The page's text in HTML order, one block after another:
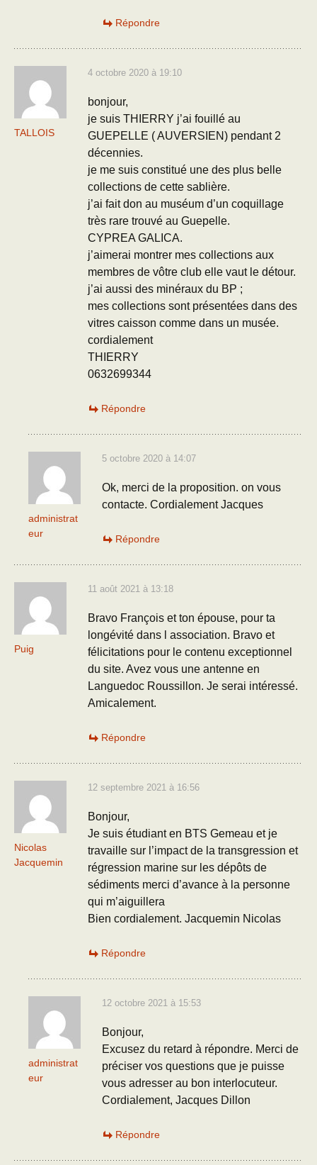
Répondre
TALLOIS
4 octobre 2020 à 19:10
bonjour,
je suis THIERRY j’ai fouillé au
GUEPELLE ( AUVERSIEN) pendant 2
décennies.
je me suis constitué une des plus belle
collections de cette sablière.
j’ai fait don au muséum d’un coquillage
très rare trouvé au Guepelle.
CYPREA GALICA.
j’aimerai montrer mes collections aux
membres de vôtre club elle vaut le détour.
j’ai aussi des minéraux du BP ;
mes collections sont présentées dans des
vitres caisson comme dans un musée.
cordialement
THIERRY
0632699344
Répondre
administrat
eur
5 octobre 2020 à 14:07
Ok, merci de la proposition. on vous
contacte. Cordialement Jacques
Répondre
Puig
11 août 2021 à 13:18
Bravo François et ton épouse, pour ta
longévité dans l association. Bravo et
félicitations pour le contenu exceptionnel
du site. Avez vous une antenne en
Languedoc Roussillon. Je serai intéressé.
Amicalement.
Répondre
Nicolas
Jacquemin
12 septembre 2021 à 16:56
Bonjour,
Je suis étudiant en BTS Gemeau et je
travaille sur l’impact de la transgression et
régression marine sur les dépôts de
sédiments merci d’avance à la personne
qui m’aiguillera
Bien cordialement. Jacquemin Nicolas
Répondre
administrat
eur
12 octobre 2021 à 15:53
Bonjour,
Excusez du retard à répondre. Merci de
préciser vos questions que je puisse
vous adresser au bon interlocuteur.
Cordialement, Jacques Dillon
Répondre